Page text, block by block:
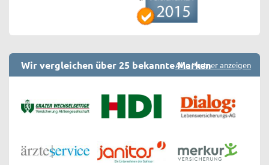
Wir vergleichen über 25 bekannte MarkenAlle Partner anzeigen